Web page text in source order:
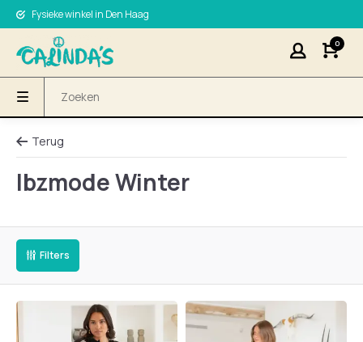
Fysieke winkel in Den Haag
0
Terug
Ibzmode Winter
Filters